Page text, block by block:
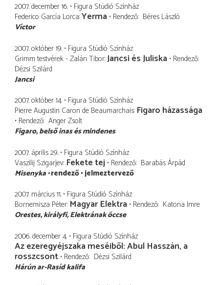
2007. december 16. Figura Stúdió Színház
Federico García Lorca Yerma Rendező Béres László
Víctor
2007. október 19. Figura Stúdió Színház
Grimm testvérek - Zalán Tibor Jancsi és Juliska Rendező
Dézsi Szilárd
Jancsi
2007. október 14. Figura Stúdió Színház
Pierre Augustin Caron de Beaumarchais Figaro házassága
Rendező Anger Zsolt
Figaro belső inas és mindenes
2007. április 29. Figura Stúdió Színház
Vaszilij Szigarjev Fekete tej Rendező Barabás Árpád
Misenyka rendező jelmeztervező
2007. március 11. Figura Stúdió Színház
Bornemisza Péter Magyar Elektra Rendező Katona Imre
Orestes királyfi, Elektrának öccse
2006. december 4. Figura Stúdió Színház
Az ezeregyéjszaka meséiből: Abul Hasszán, a
rosszcsont Rendező Dézsi Szilárd
Hárún ar-Rasíd kalifa